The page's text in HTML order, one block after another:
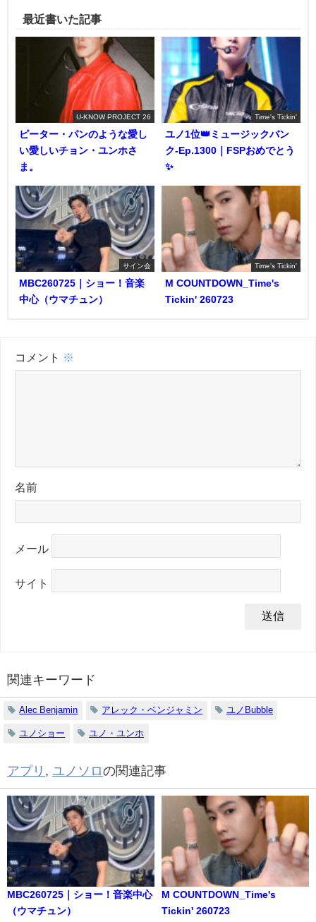
最近書いた記事
U-KNOW PROJECT 26
ピーター・パンのような愛し
い愛しいチョン・ユンホさ
ま。
Time's Tickin'
ユノ1位👑ミュージックバン
ク-Ep.1300｜FSPおめでとう
✨️
サイン会
MBC260725｜ショー！音楽
中心（ウマチュン）
Time's Tickin'
M COUNTDOWN_Time's
Tickin' 260723
コメント ※
名前
メール
サイト
関連キーワード
Alec Benjamin アレック・ベンジャミン ユノBubble
ユノショー ユノ・ユンホ
アプリ , ユノソロの関連記事
MBC260725｜ショー！音楽中心
（ウマチュン）
M COUNTDOWN_Time's
Tickin' 260723